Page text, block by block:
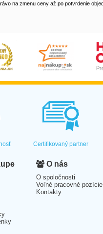
na zmenu ceny až po potvrdenie
Certifikovaný partner
O nás
O spoločnosti
Voľné pracovné pozície
Kontakty